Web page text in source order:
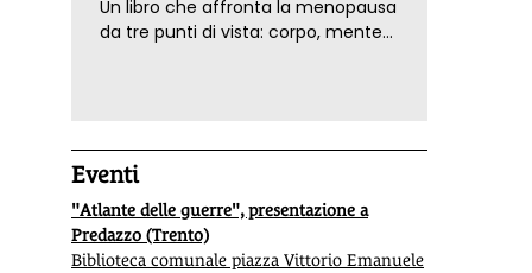
Un libro che affronta la menopausa
da tre punti di vista: corpo, mente
Eventi
"Atlante delle guerre", presentazione a
Predazzo (Trento)
Biblioteca comunale piazza Vittorio Emanuele